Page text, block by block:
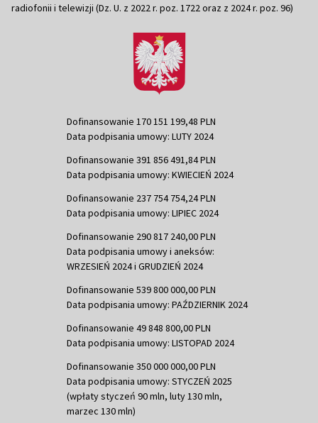
radiofonii i telewizji (Dz. U. z 2022 r. poz. 1722 oraz z 2024 r. poz. 96)
Dofinansowanie 170 151 199,48 PLN
Data podpisania umowy: LUTY 2024
Dofinansowanie 391 856 491,84 PLN
Data podpisania umowy: KWIECIEŃ 2024
Dofinansowanie 237 754 754,24 PLN
Data podpisania umowy: LIPIEC 2024
Dofinansowanie 290 817 240,00 PLN
Data podpisania umowy i aneksów:
WRZESIEŃ 2024 i GRUDZIEŃ 2024
Dofinansowanie 539 800 000,00 PLN
Data podpisania umowy: PAŹDZIERNIK 2024
Dofinansowanie 49 848 800,00 PLN
Data podpisania umowy: LISTOPAD 2024
Dofinansowanie 350 000 000,00 PLN
Data podpisania umowy: STYCZEŃ 2025
(wpłaty styczeń 90 mln, luty 130 mln,
marzec 130 mln)